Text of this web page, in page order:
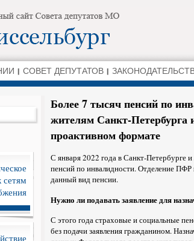
СОВЕТ ДЕПУТАТОВ
сетям
Более 7 тысяч пенсий по
жителям Санкт-Петербурга
проактивном формате
С января 2022 года в Санкт-Петербурге
пенсий по инвалидности. Отделение
данный вид пенсии.
Нужно ли подавать заявление для
С этого года страховые и социальные
без подачи заявления гражданином.